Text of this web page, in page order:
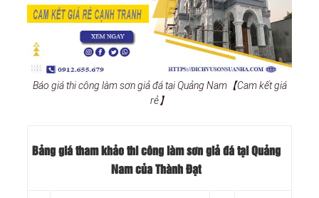
Báo giá thi công làm sơn giả đá tại Quảng Nam【Cam kết giá
rẻ】
Bảng giá tham khảo thi công làm sơn giả đá tại Quảng
Nam của Thành Đạt